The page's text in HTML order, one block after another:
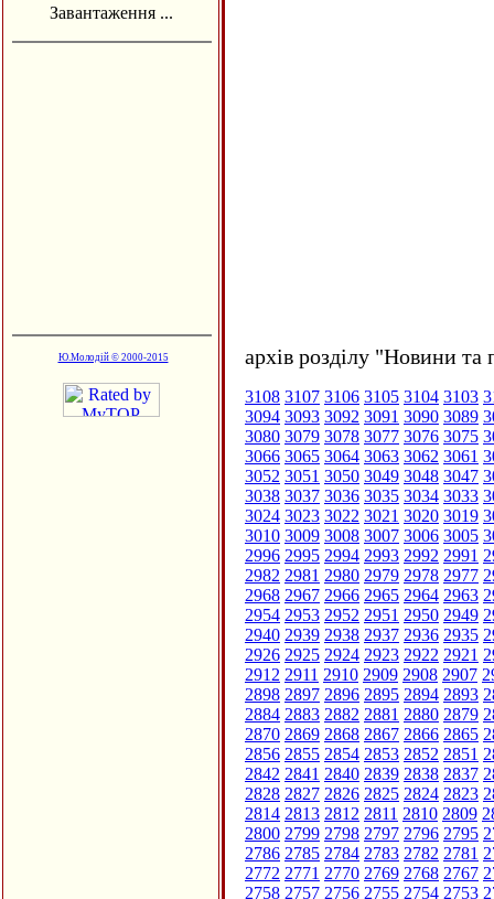
Завантаження ...
Ю.Молодій © 2000-2015 архів розділу "Новини та
3108 3107 3106 3105 3104 3103
3094 3093 3092 3091 3090 3089
3080 3079 3078 3077 3076 3075
3066 3065 3064 3063 3062 3061
3052 3051 3050 3049 3048 3047
3038 3037 3036 3035 3034 3033
3024 3023 3022 3021 3020 3019
3010 3009 3008 3007 3006 3005
2996 2995 2994 2993 2992 2991
2982 2981 2980 2979 2978 2977
2968 2967 2966 2965 2964 2963
2954 2953 2952 2951 2950 2949
2940 2939 2938 2937 2936 2935
2926 2925 2924 2923 2922 2921
2912 2911 2910 2909 2908 2907
2898 2897 2896 2895 2894 2893
2884 2883 2882 2881 2880 2879
2870 2869 2868 2867 2866 2865
2856 2855 2854 2853 2852 2851
2842 2841 2840 2839 2838 2837
2828 2827 2826 2825 2824 2823
2814 2813 2812 2811 2810 2809
2800 2799 2798 2797 2796 2795
2786 2785 2784 2783 2782 2781
2772 2771 2770 2769 2768 2767
2758 2757 2756 2755 2754 2753